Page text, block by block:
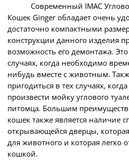
Современный IMAC
Кошек Ginger обладает очень
достаточно компактными
конструкции данного изделия
возможность его демонтажа.
случаях, когда необходимо
нибудь вместе с животным.
пригодиться в тех случаях,
произвести мойку углового
питомца. Большим
кошек также является наличие
открывающейся дверцы,
для животного и которая легко
кошкой.